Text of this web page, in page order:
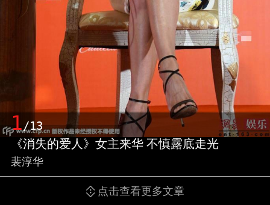
1/13
《消失的爱人》女主来华 不慎露底走光
裴淳华
点击查看更多文章